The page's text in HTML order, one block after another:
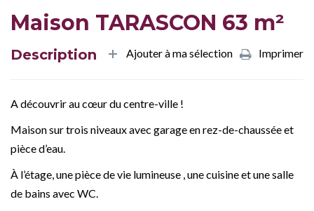
Maison TARASCON 63 m²
Description Imprimer
Ajouter à ma sélection
A découvrir au cœur du centre-ville !
Maison sur trois niveaux avec garage en rez-de-chaussée et
pièce d’eau.
À l’étage, une pièce de vie lumineuse , une cuisine et une salle
de bains avec WC.